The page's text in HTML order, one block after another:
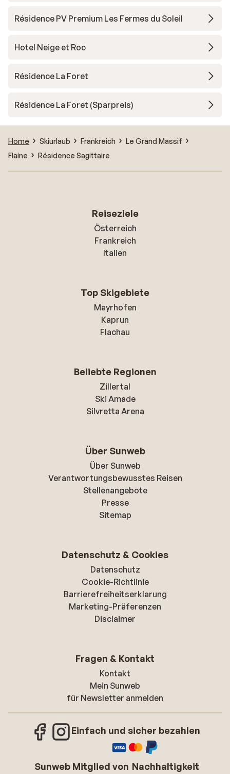
Résidence PV Premium Les Fermes du Soleil
Hotel Neige et Roc
Résidence La Foret
Résidence La Foret (Sparpreis)
Home Skiurlaub Frankreich
Le Grand Massif
Flaine
Résidence Sagittaire
Reiseziele
Österreich
Frankreich
Italien
Top Skigebiete
Mayrhofen
Kaprun
Flachau
Beliebte Regionen
Zillertal
Ski Amade
Silvretta Arena
Über Sunweb
Über Sunweb
Verantwortungsbewusstes Reisen
Stellenangebote
Presse
Sitemap
Datenschutz & Cookies
Datenschutz
Cookie-Richtlinie
Barrierefreiheitserklarung
Marketing-Präferenzen
Disclaimer
Fragen & Kontakt
Kontakt
Mein Sunweb
für Newsletter anmelden
Einfach und sicher bezahlen
Sunweb Mitglied von Nachhaltigkeit